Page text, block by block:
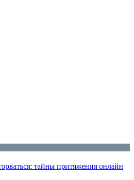
тайны притяжения онлайн